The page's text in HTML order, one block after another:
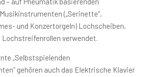
(„Serinette“,
und Konzertorgeln) Lochscheiben,
Lochstreifenrollen verwendet.
„Selbstspielenden
gehören auch das Elektrische Klavier